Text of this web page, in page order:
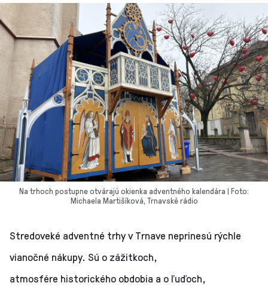
Na trhoch postupne otvárajú okienka adventného kalendára | Foto:
Michaela Martišíková, Trnavské rádio
Stredoveké adventné trhy v Trnave neprinesú rýchle
vianočné nákupy. Sú o zážitkoch,
atmosfére historického obdobia a o ľuďoch,